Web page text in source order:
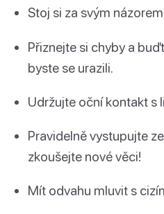
Stoj si za svým
Přiznejte si chyby a
byste se urazili.
Udržujte oční kontakt s
Pravidelně vystupujte
zkoušejte nové věci!
Mít odvahu mluvit s